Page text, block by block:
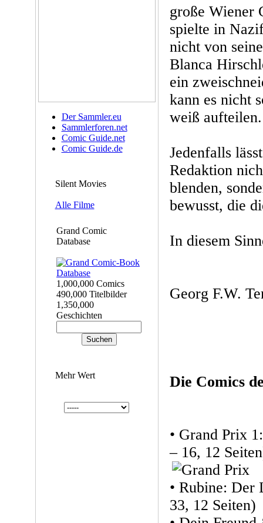
Der Sammler.eu
Sammlerforen.net
Comic Guide.net
Comic Guide.de
Silent Movies
Alle Filme
Grand Comic
Database
1,000,000 Comics
490,000 Titelbilder
1,350,000
Geschichten
Mehr Wert
große Wiener
spielte in
nicht von
Blanca
ein
kann es nicht
weiß aufteilen.
Jedenfalls
Redaktion
blenden,
bewusst, die
In diesem
Georg F.W.
Die Comics
• Grand Prix
– 16, 12
• Rubine: Der
33, 12 Seiten)